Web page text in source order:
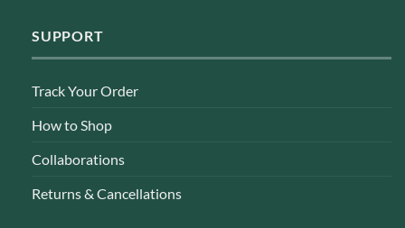
SUPPORT
Track Your Order
How to Shop
Collaborations
Returns & Cancellations